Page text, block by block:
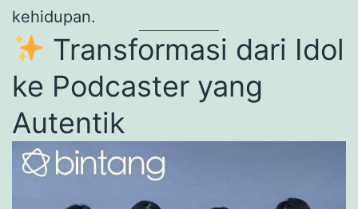
kehidupan.
Transformasi dari Idol
ke Podcaster yang
Autentik